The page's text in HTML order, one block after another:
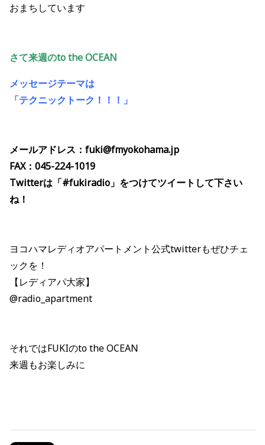
おまちしています
さて来週のto the OCEAN
メッセージテーマは
「テクニックトーク！！！ 」
メールアドレス：fuki@fmyokohama.jp
FAX：045-224-1019
Twitterは「#fukiradio」をつけてツイートして下さい
ね！
ヨコハマレディオアパートメント公式twitterもぜひチェ
ックを！
【レディアパ大家】
@radio_apartment
それではFUKIのto the OCEAN
来週もお楽しみに